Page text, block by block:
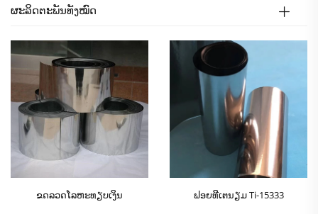
ຜະລິດຕະພັນທັງໝົດ
ຂດລວດໂລຫະທຽບເງິນ ຟອຍທີເຕນຽມ Ti-15333